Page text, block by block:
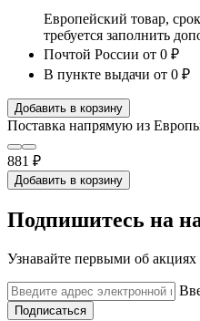
Европейский товар,
требуется заполнить
Почтой России от 0 ₽
В пункте выдачи от 0 ₽
Добавить в корзину
Поставка напрямую из
881 ₽
Добавить в корзину
Подпишитесь на
Узнавайте первыми об
Подписаться